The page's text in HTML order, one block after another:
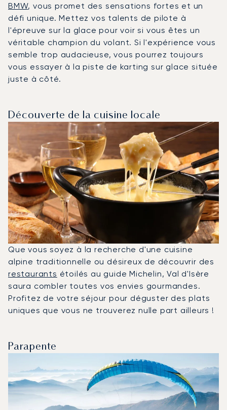
BMW, vous promet des sensations fortes et un
défi unique. Mettez vos talents de pilote à
l'épreuve sur la glace pour voir si vous êtes un
véritable champion du volant. Si l'expérience vous
semble trop audacieuse, vous pourrez toujours
vous essayer à la piste de karting sur glace située
juste à côté.
Découverte de la cuisine locale
Que vous soyez à la recherche d'une cuisine
alpine traditionnelle ou désireux de découvrir des
restaurants étoilés au guide Michelin, Val d'Isère
saura combler toutes vos envies gourmandes.
Profitez de votre séjour pour déguster des plats
uniques que vous ne trouverez nulle part ailleurs !
Parapente